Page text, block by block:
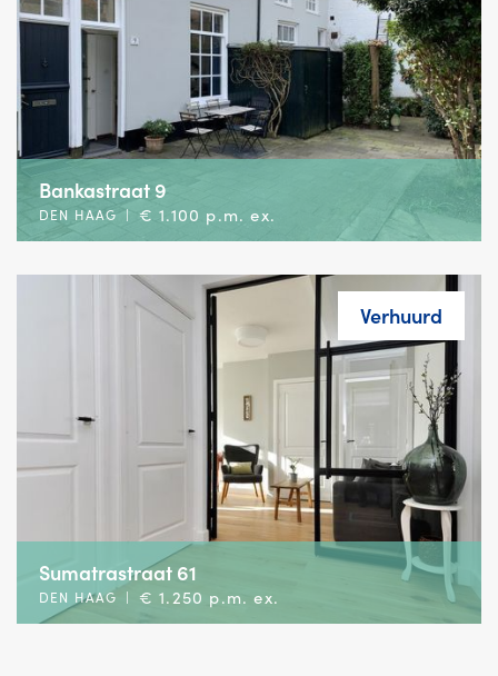
Bankastraat 9
DEN HAAG | € 1.100 p.m. ex.
Verhuurd
Sumatrastraat 61
DEN HAAG | € 1.250 p.m. ex.